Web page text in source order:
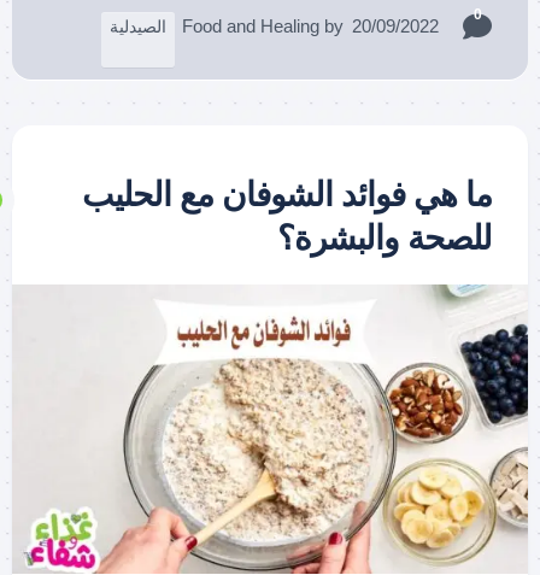
20/09/2022
by
Food and Healing الصيدلية
0
ما هي فوائد الشوفان مع الحليب
للصحة والبشرة؟